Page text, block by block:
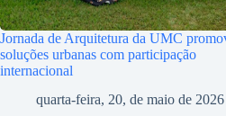
Jornada de Arquitetura da UMC
soluções urbanas com participação
internacional
quarta-feira, 20, de maio de 2026